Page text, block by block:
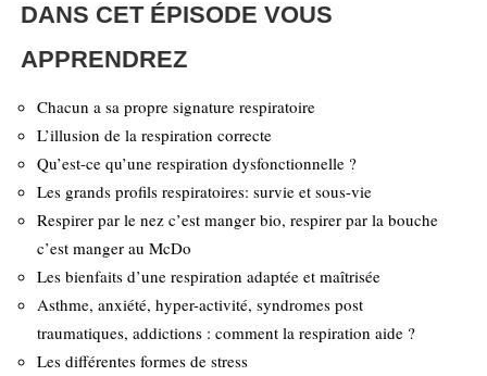
DANS CET ÉPISODE VOUS
APPRENDREZ
Chacun a sa propre signature respiratoire
L’illusion de la respiration correcte
Qu’est-ce qu’une respiration dysfonctionnelle ?
Les grands profils respiratoires: survie et sous-vie
Respirer par le nez c’est manger bio, respirer par la bouche
c’est manger au McDo
Les bienfaits d’une respiration adaptée et maîtrisée
Asthme, anxiété, hyper-activité, syndromes post
traumatiques, addictions : comment la respiration aide ?
Les différentes formes de stress